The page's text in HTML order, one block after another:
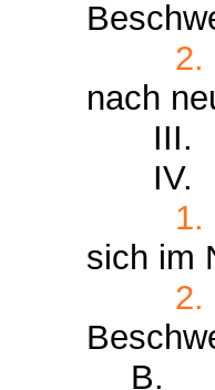
2.
nach
III.
IV.
1.
sich im
2.
B.